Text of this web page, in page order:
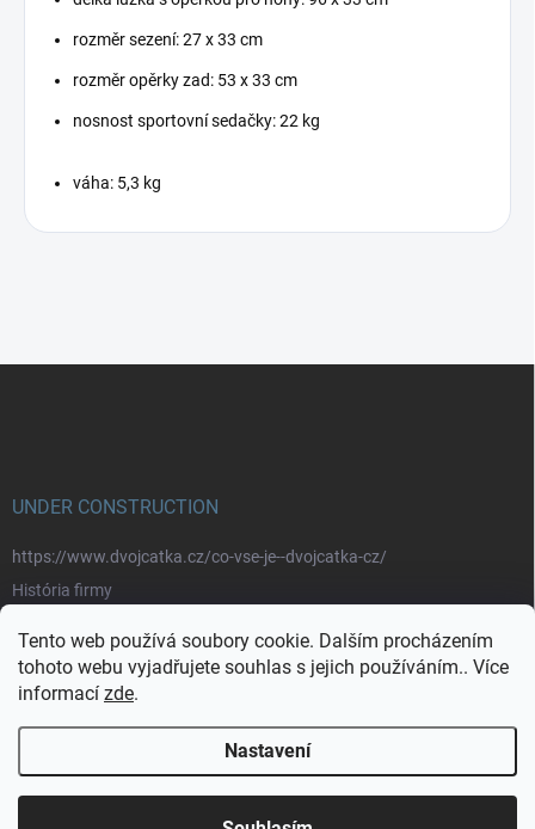
Tento web používá soubory cookie. Dalším procházením
tohoto webu vyjadřujete souhlas s jejich používáním.. Více
informací zde.
Nastavení
rozměr sezení: 27 x 33 cm
rozměr opěrky zad: 53 x 33 cm
nosnost sportovní sedačky: 22 kg
váha: 5,3 kg
UNDER CONSTRUCTION
https://www.dvojcatka.cz/co-vse-je--dvojcatka-cz/
História firmy
Značky
https://www.dvojcatka.cz/kontakty/>
dvojčátka.cz . Všechna práva vyhrazena.